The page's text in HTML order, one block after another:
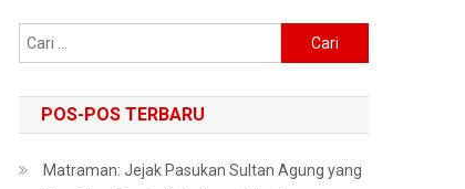
untuk:
POS-POS TERBARU
Matraman: Jejak Pasukan Sultan Agung yang